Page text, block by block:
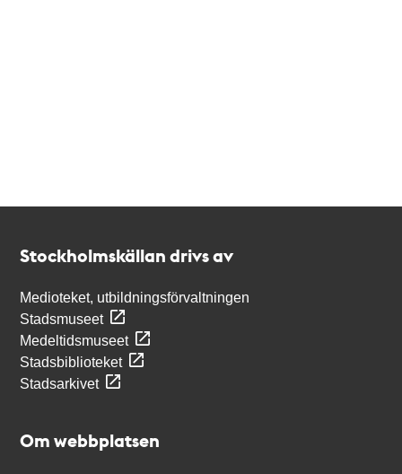
Stockholmskällan drivs av
Medioteket, utbildningsförvaltningen
Stadsmuseet
Medeltidsmuseet
Stadsbiblioteket
Stadsarkivet
Om webbplatsen